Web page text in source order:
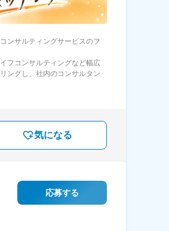
ンサルティングサービスのフ
フコンサルティングなど幅広
ングし、社内のコンサルタン
気になる
応募する